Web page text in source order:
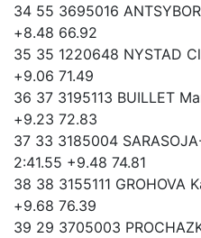
34 55 3695016
+8.48 66.92
35 35 1220648 NYSTAD
+9.06 71.49
36 37 3195113 BUILLET
+9.23 72.83
37 33 3185004
2:41.55 +9.48 74.81
38 38 3155111 GROHOVA
+9.68 76.39
39 29 3705003